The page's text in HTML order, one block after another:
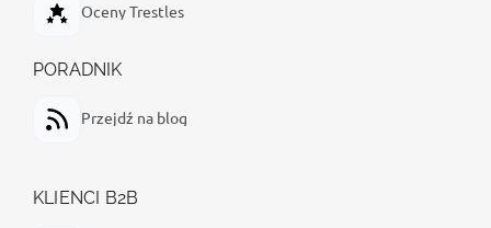
Oceny Trestles
PORADNIK
Przejdź na blog
KLIENCI B2B